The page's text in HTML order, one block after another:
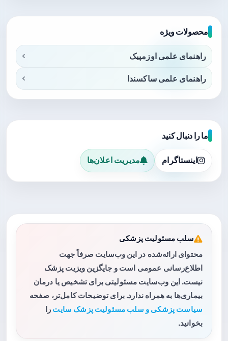
محصولات ویژه
راهنمای علمی اوزمپیک
راهنمای علمی ساکسندا
ما را دنبال کنید
اینستاگرام مدیریت اعلان‌ها
سلب مسئولیت پزشکی
محتوای ارائه‌شده در این وب‌سایت صرفاً جهت
اطلاع‌رسانی عمومی است و جایگزین ویزیت پزشک
نیست. این وب‌سایت مسئولیتی برای تشخیص یا درمان
بیماری‌ها به همراه ندارد. برای توضیحات کامل‌تر، صفحه
سیاست پزشکی و سلب مسئولیت پزشک سایت را
بخوانید.